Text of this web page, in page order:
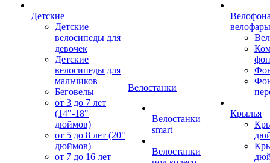
Детские
Детские
велосипеды для
девочек
Детские
велосипеды для
мальчиков
Беговелы
от 3 до 7 лет
(14"-18"
дюймов)
от 5 до 8 лет (20"
дюймов)
от 7 до 16 лет
Велостанки
Велостанки
smart
Велостанки
велофары
Крылья